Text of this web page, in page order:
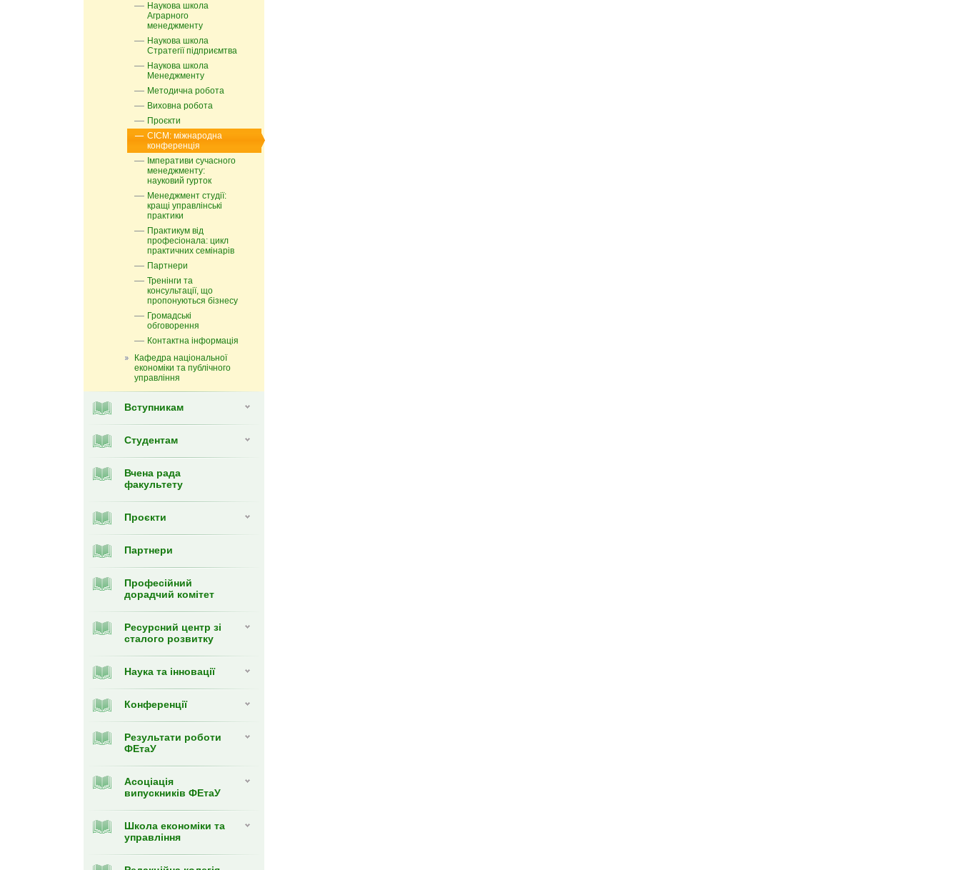
Наукова школа
Аграрного
менеджменту
Наукова школа
Стратегії підприємтва
Наукова школа
Менеджменту
Методична робота
Виховна робота
Проєкти
СІСМ: міжнародна
конференція
Імперативи сучасного
менеджменту:
науковий гурток
Менеджмент студії:
кращі управлінські
практики
Практикум від
професіонала: цикл
практичних семінарів
Партнери
Тренінги та
консультації, що
пропонуються бізнесу
Громадські
обговорення
Контактна інформація
Кафедра національної
економіки та публічного
управління
Вступникам
Студентам
Вчена рада
факультету
Проєкти
Партнери
Професійний
дорадчий комітет
Ресурсний центр зі
сталого розвитку
Наука та інновації
Конференції
Результати роботи
ФЕтаУ
Асоціація
випускників ФЕтаУ
Школа економіки та
управління